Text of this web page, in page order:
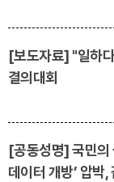
[보도자료] "일하
결의대회
[공동성명] 국민의
데이터 개방’ 압박